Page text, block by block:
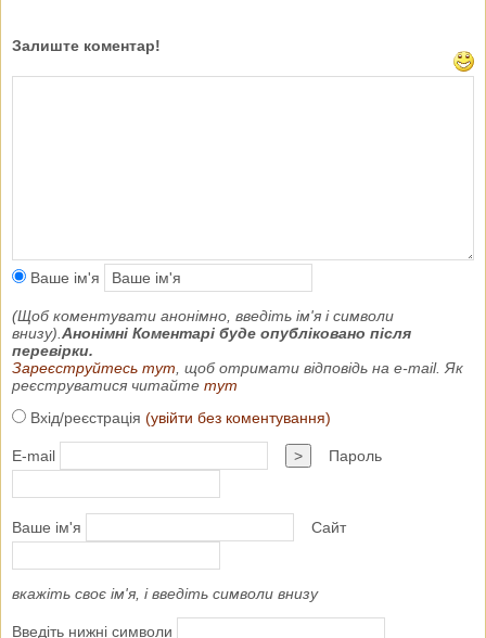
Залиште коментар!
Ваше ім'я
(Щоб коментувати анонімно, введіть ім'я і символи
внизу). Анонімні Коментарі буде опубліковано після
перевірки.
Зареєструйтесь тут , щоб отримати відповідь на e-mail. Як
реєструватися читайте тут
Вхід/реєстрація (увійти без коментування)
E-mail > Пароль
Ваше ім'я Сайт
вкажіть своє ім'я, і введіть символи внизу
Введіть нижні символи